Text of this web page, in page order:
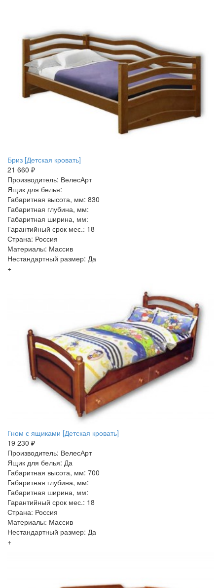
Бриз [Детская кровать]
21 660 ₽
Производитель: ВелесАрт
Ящик для белья:
Габаритная высота, мм: 830
Габаритная глубина, мм:
Габаритная ширина, мм:
Гарантийный срок мес.: 18
Страна: Россия
Материалы: Массив
Нестандартный размер: Да
+
Гном с ящиками [Детская кровать]
19 230 ₽
Производитель: ВелесАрт
Ящик для белья: Да
Габаритная высота, мм: 700
Габаритная глубина, мм:
Габаритная ширина, мм:
Гарантийный срок мес.: 18
Страна: Россия
Материалы: Массив
Нестандартный размер: Да
+